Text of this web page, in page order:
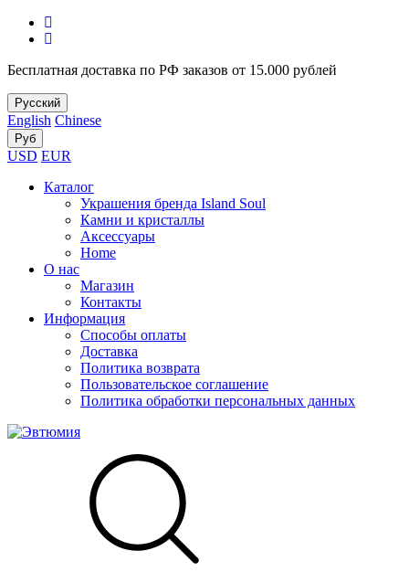
Бесплатная доставка по РФ заказов от 15.000 рублей
Русский
English Chinese
Руб
USD EUR
Каталог
Украшения бренда Island Soul
Камни и кристаллы
Аксессуары
Home
О нас
Магазин
Контакты
Информация
Способы оплаты
Доставка
Политика возврата
Пользовательское соглашение
Политика обработки персональных данных